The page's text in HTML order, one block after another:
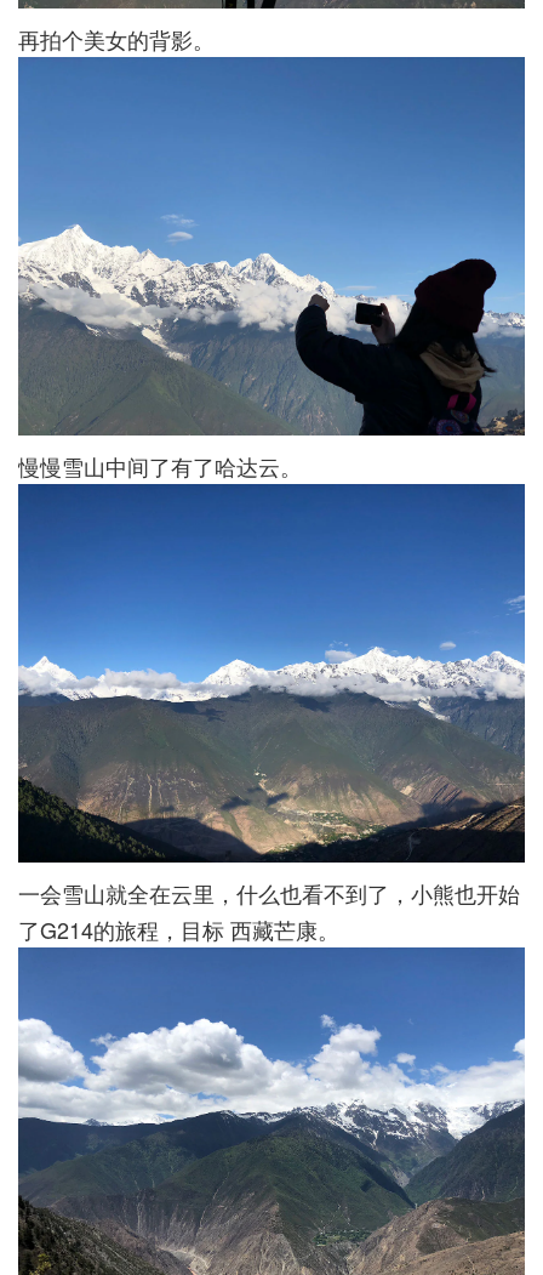
再拍个美女的背影。
慢慢雪山中间了有了哈达云。
一会雪山就全在云里，什么也看不到了，小熊也开始
了G214的旅程，目标 西藏芒康。